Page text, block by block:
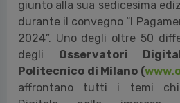
giunto alla sua sedicesima
durante il convegno “I
2024”. Uno degli oltre 50
degli Osservatori
Politecnico di Milano (
affrontano tutti i temi